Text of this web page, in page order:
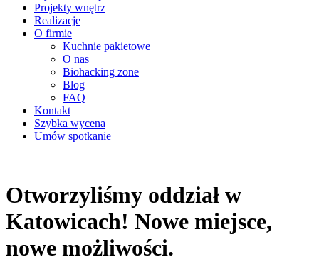
Projekty wnętrz
Realizacje
O firmie
Kuchnie pakietowe
O nas
Biohacking zone
Blog
FAQ
Kontakt
Szybka wycena
Umów spotkanie
Otworzyliśmy oddział w
Katowicach! Nowe miejsce,
nowe możliwości.